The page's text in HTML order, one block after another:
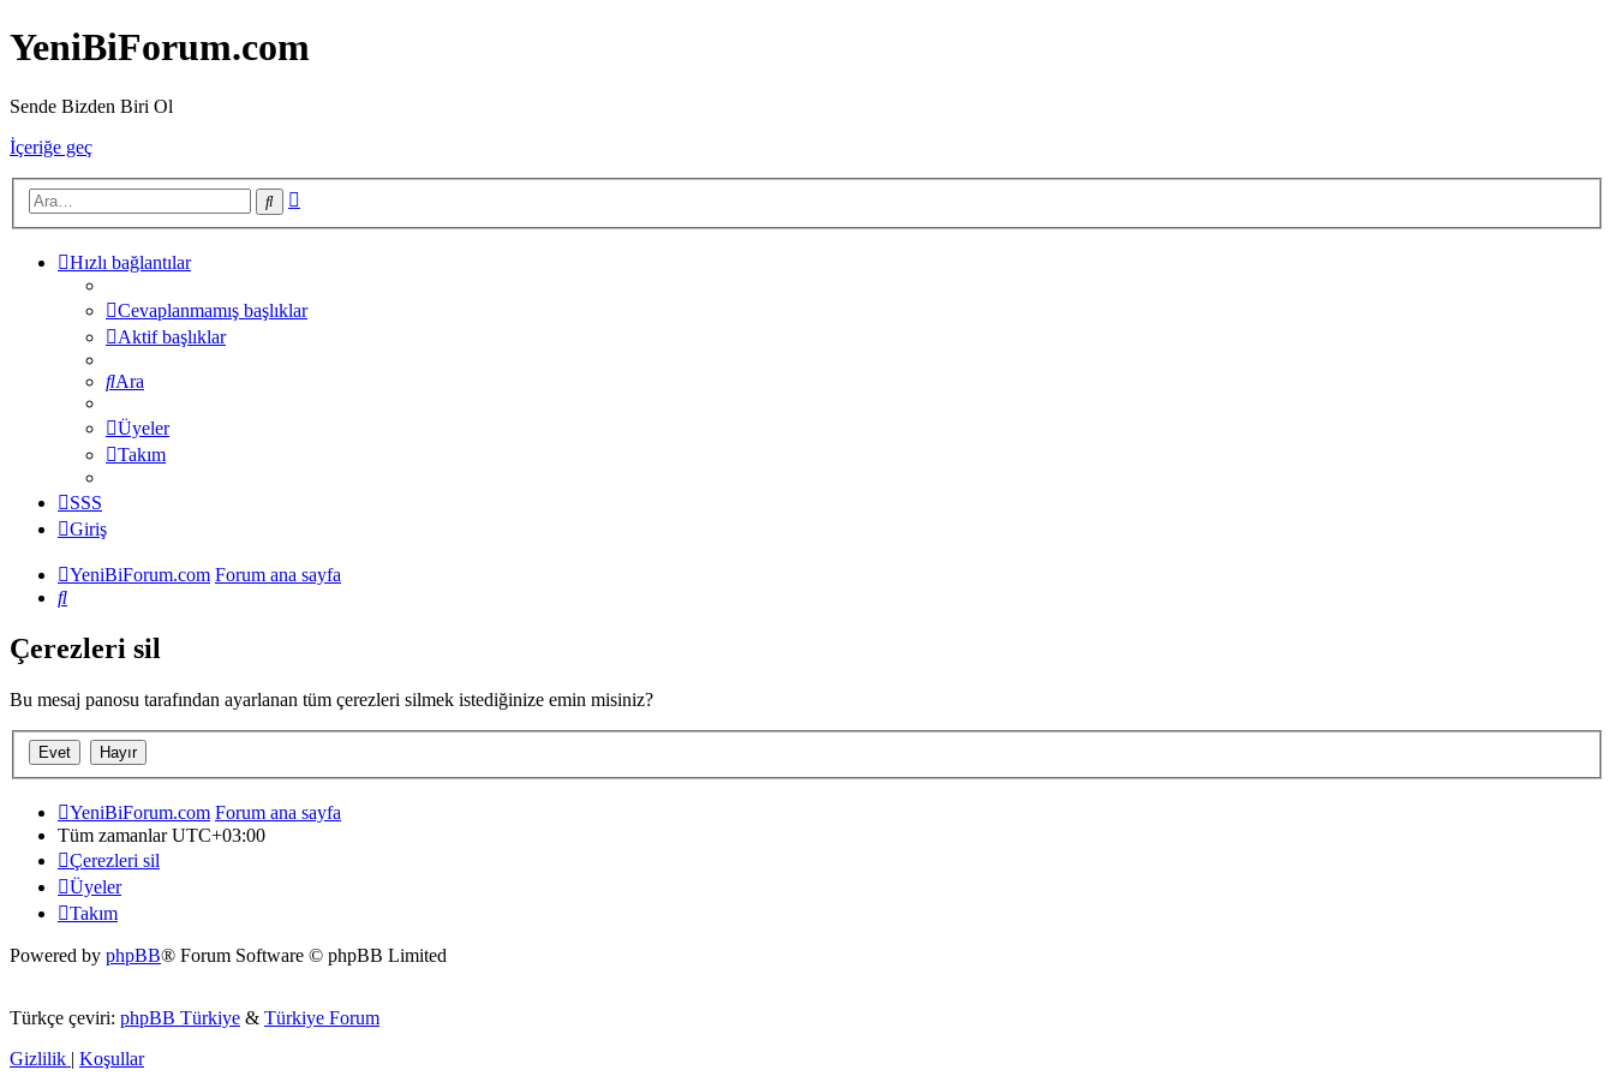
YeniBiForum.com
Sende Bizden Biri Ol
İçeriğe geç
Ara
Hızlı bağlantılar
Cevaplanmamış başlıklar
Aktif başlıklar
Ara
Üyeler
Takım
SSS
Giriş
YeniBiForum.com Forum ana sayfa
Ara
Çerezleri sil
Bu mesaj panosu tarafından ayarlanan tüm çerezleri silmek istediğinize emin misiniz?
YeniBiForum.com Forum ana sayfa
Tüm zamanlarUTC+03:00
Çerezleri sil
Üyeler
Takım
Powered by phpBB® Forum Software © phpBB Limited
Türkçe çeviri: phpBB Türkiye & Türkiye Forum
Gizlilik | Koşullar